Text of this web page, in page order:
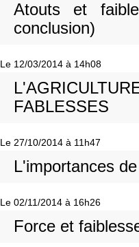
Atouts et
conclusion)
Le 12/03/2014 à 14h08
FABLESSES
Le 27/10/2014 à 11h47
L'importances
Le 02/11/2014 à 16h26
Force et